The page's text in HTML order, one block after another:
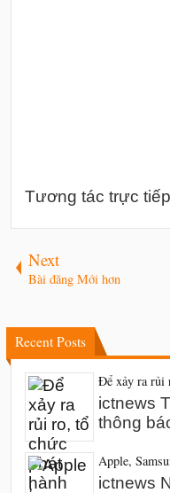
Tương tác trực
Next
Bài đăng Mới hơn
Recent Posts
Để xảy ra rủi
ictnews
thông
Apple,
ictnews